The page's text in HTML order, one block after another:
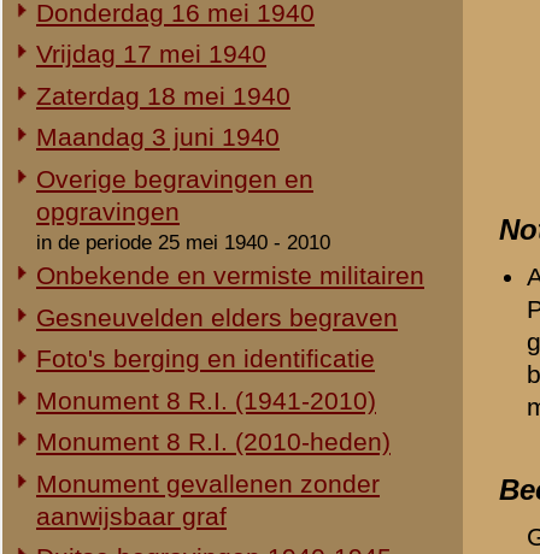
Duitse begravingen 1940-1945
Herdenking 8 R.I. 2e Pinksterdag
2e Pinksterdag 2005
2e Pinksterdag 2004
2e Pinksterdag 2003
2e Pinksterdag 1999 - 2002
In het nieuws...
Monument ter nagedachtenis aan
Landstorm
Restauratie 8 R.I.-monument
Opening tentoonstelling 'Daar
spraken wij nooit over...'
Eigen redactie, 23 november 2005
Herinrichting informatiecentrum
Eigen redactie, april/mei 2005
Onthulling nieuw monument
Eigen redactie, 21 april 2005
Vervanging grafstenen